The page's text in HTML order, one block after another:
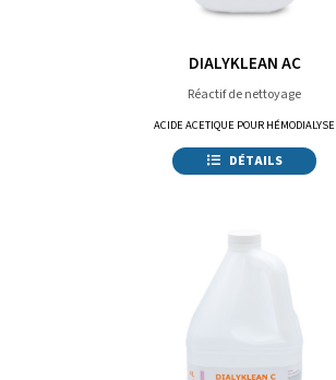
DIALYKLEAN AC
Réactif de nettoyage
ACIDE ACETIQUE POUR HÉMODIALYSE
DÉTAILS